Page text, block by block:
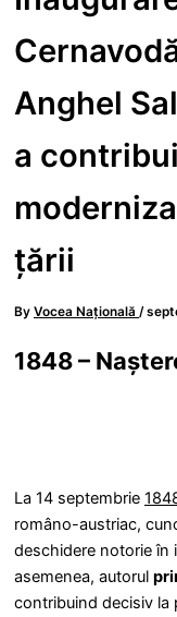
Anghel
a
ţării
By Vocea Națională /
1848 –
La 14 septembrie
româno-austriac,
deschidere notorie în
asemenea, autorul
contribuind decisiv la